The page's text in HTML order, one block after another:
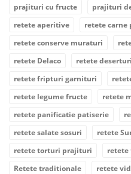
prajituri cu fructe
prajituri
retete aperitive
retete carne
retete conserve muraturi
retete Delaco
retete
retete fripturi garnituri
retete legume fructe
retete
retete panificatie patiserie
retete salate sosuri
retete
retete torturi prajituri
Retete traditionale
retete